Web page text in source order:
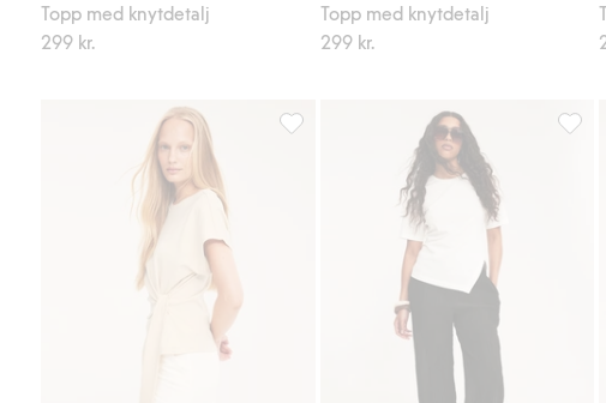
Topp med knytdetalj
299 kr.
Topp med knytdetalj
299 kr.
Topp med knytdetalj, Lägg till i favoriter